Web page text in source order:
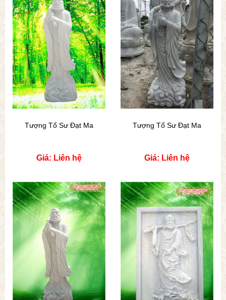
Tượng Tổ Sư Đạt Ma
Giá: Liên hệ
Tượng Tổ Sư Đạt Ma
Giá: Liên hệ